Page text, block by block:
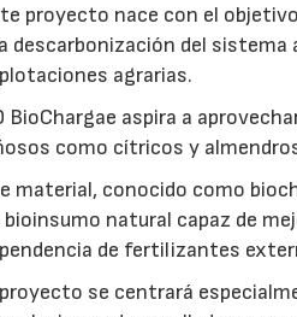
proyecto nace con el
descarbonización del
agrarias.
BioChargae aspira a
como cítricos y
material, conocido como
bioinsumo natural capaz de
de fertilizantes
se centrará